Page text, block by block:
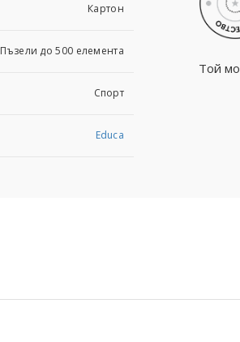
Картoн
Пъзели до 500 елемента
Спорт
Educa
Той